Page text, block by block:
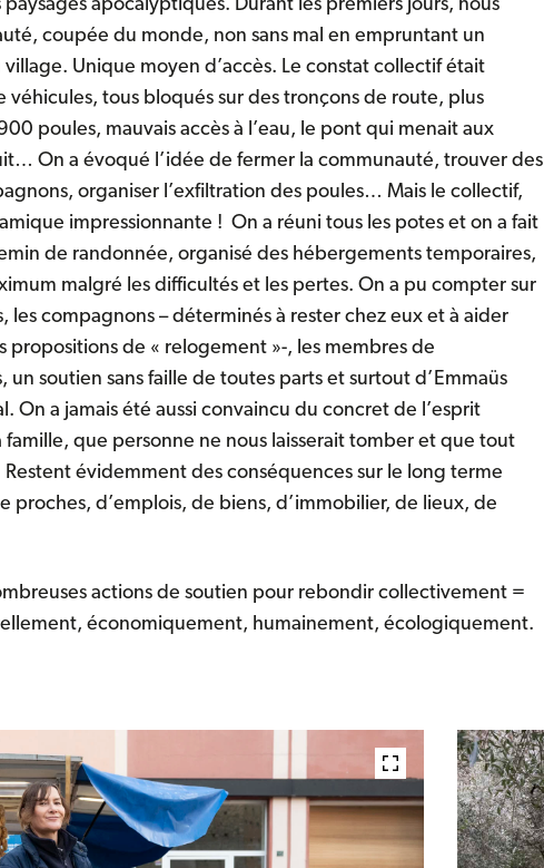
apocalyptiques. Durant les premiers jours, nous
coupée du monde, non sans mal en empruntant un
Unique moyen d’accès. Le constat collectif était
véhicules, tous bloqués sur des tronçons de route, plus
poules, mauvais accès à l’eau, le pont qui menait aux
On a évoqué l’idée de fermer la communauté, trouver des
organiser l’exfiltration des poules… Mais le collectif,
impressionnante ! On a réuni tous les potes et on a fait
de randonnée, organisé des hébergements temporaires,
malgré les difficultés et les pertes. On a pu compter sur
les compagnons – déterminés à rester chez eux et à aider
propositions de « relogement »-, les membres de
un soutien sans faille de toutes parts et surtout d’Emmaüs
On a jamais été aussi convaincu du concret de l’esprit
famille, que personne ne nous laisserait tomber et que tout
évidemment des conséquences sur le long terme
proches, d’emplois, de biens, d’immobilier, de lieux, de
actions de soutien pour rebondir collectivement =
économiquement, humainement, écologiquement.